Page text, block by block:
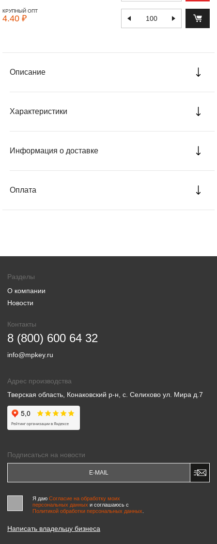
КРУПНЫЙ ОПТ
4.40 ₽
Описание
Характеристики
Информация о доставке
Оплата
Разделы
О компании
Новости
Контакты
8 (800) 600 64 32
info@mpkey.ru
Адрес производства
Тверская область, Конаковский р-н, с. Селихово ул. Мира д.7
Подписаться на новости
Я даю Согласие на обработку моих
персональных данных и соглашаюсь c
Политикой обработки персональных данных
Написать владельцу бизнеса